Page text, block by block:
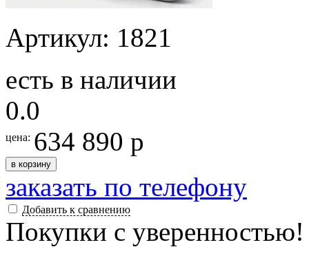
Артикул: 1821
есть в наличии
0.0
цена: 634 890 р
в корзину
заказать по телефону
Добавить к сравнению
Покупки с уверенностью!